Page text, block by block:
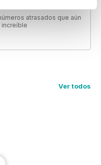
atrasados que aún
increíble
Ver todos